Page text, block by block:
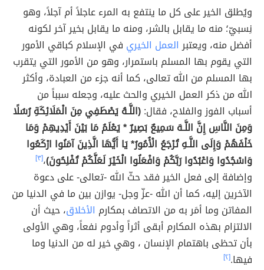
ويُطلق الخير على كل ما ينتفع به المرء عاجلاً أم آجلاً، وهو
نِسبيّ؛ منه ما يقابل بالشر، ومنه ما يقابل بخير آخر لكونه
أفضل منه، ويعتبرالعمل الخيري في الإسلام كباقي الأمور
التي يقوم بها المسلم باستمرار، وهو من الأمور التي يتقرب
بها المسلم من الله تعالى، كما أنه جزء من العبادة، وأكثر
الله من ذكر العمل الخيري والحث عليه، وجعله سبباً من
أسباب الفوز والفلاح، فقال:(اللَّـهُ يَصْطَفِي مِنَ الْمَلَائِكَةِ رُسُلًا
وَمِنَ النَّاسِ إِنَّ اللَّـهَ سَمِيعٌ بَصِيرٌ * يَعْلَمُ مَا بَيْنَ أَيْدِيهِمْ وَمَا
خَلْفَهُمْ وَإِلَى اللَّـهِ تُرْجَعُ الْأُمُورُ* يَا أَيُّهَا الَّذِينَ آمَنُوا ارْكَعُوا
وَاسْجُدُوا وَاعْبُدُوا رَبَّكُمْ وَافْعَلُوا الْخَيْرَ لَعَلَّكُمْ تُفْلِحُونَ)،[٣]
وإضافة إلى فعل الخير فقد حثّ الله -تعالى- على دعوة
الآخرين إليه، كما أن الله -عزّ وجل- يوازن بين ما في الدنيا من
المفاتن وما أمَر به من الاتصاف بمكارم الأخلاق، حيث أن
الالتزام بهذه المكارم أبقى أثراً وأدوم نفعاً، وهي الأولى
بأن تحظى باهتمام الإنسان ، وهي خير له من الدنيا وما
فيها.[٢]